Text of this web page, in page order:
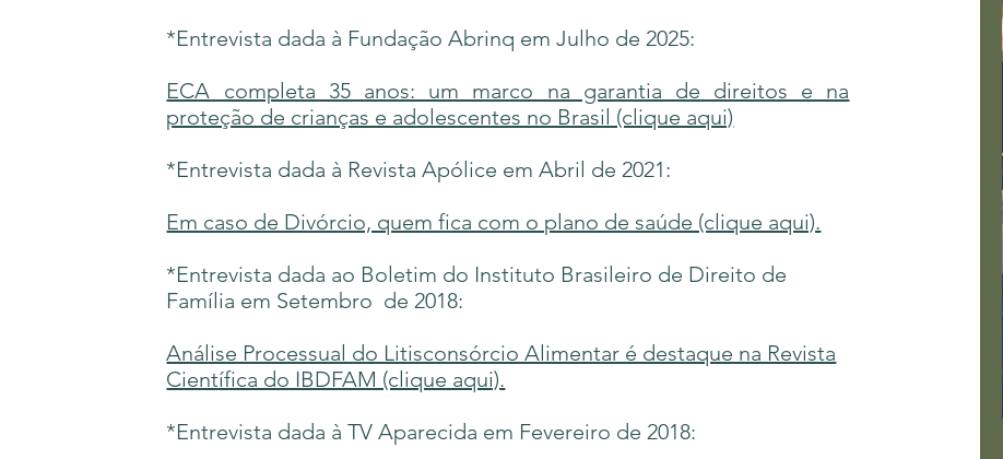
*Entrevista dada à Fundação Abrinq em Julho de 2025:
ECA completa 35 anos: um marco na garantia de direitos e na
proteção de crianças e adolescentes no Brasil (clique aqui)
*Entrevista dada à Revista Apólice em Abril de 2021:
Em caso de Divórcio, quem fica com o plano de saúde (clique aqui).
*Entrevista dada ao Boletim do Instituto Brasileiro de Direito de
Família em Setembro de 2018:
Análise Processual do Litisconsórcio Alimentar é destaque na Revista
Científica do IBDFAM (clique aqui).
*Entrevista dada à TV Aparecida em Fevereiro de 2018: